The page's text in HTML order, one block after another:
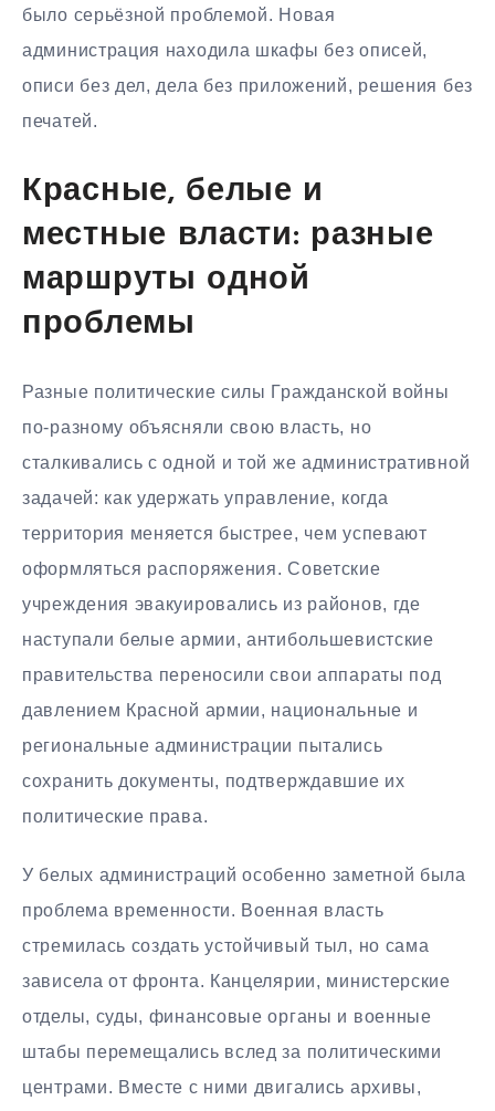
было серьёзной проблемой. Новая
администрация находила шкафы без описей,
описи без дел, дела без приложений, решения без
печатей.
Красные, белые и
местные власти: разные
маршруты одной
проблемы
Разные политические силы Гражданской войны
по-разному объясняли свою власть, но
сталкивались с одной и той же административной
задачей: как удержать управление, когда
территория меняется быстрее, чем успевают
оформляться распоряжения. Советские
учреждения эвакуировались из районов, где
наступали белые армии, антибольшевистские
правительства переносили свои аппараты под
давлением Красной армии, национальные и
региональные администрации пытались
сохранить документы, подтверждавшие их
политические права.
У белых администраций особенно заметной была
проблема временности. Военная власть
стремилась создать устойчивый тыл, но сама
зависела от фронта. Канцелярии, министерские
отделы, суды, финансовые органы и военные
штабы перемещались вслед за политическими
центрами. Вместе с ними двигались архивы,